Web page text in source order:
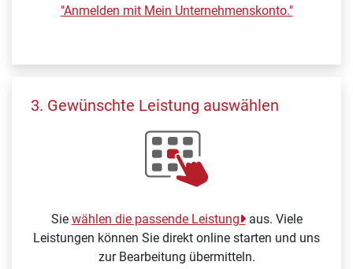
"Anmelden mit Mein Unternehmenskonto."
3. Gewünschte Leistung auswählen
Sie wählen die passende Leistung aus. Viele
Leistungen können Sie direkt online starten und uns
zur Bearbeitung übermitteln.